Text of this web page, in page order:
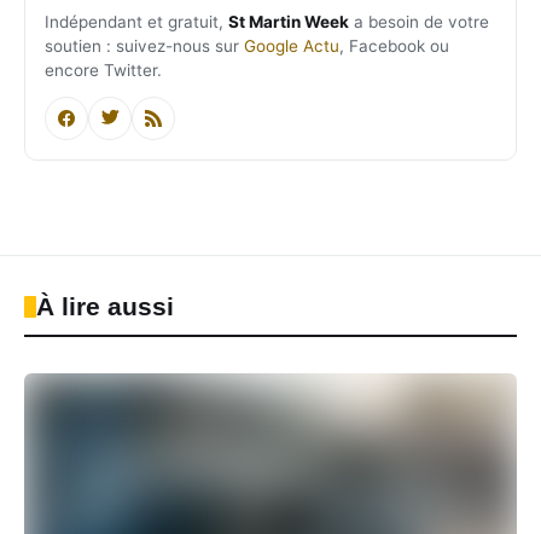
Indépendant et gratuit, St Martin Week a besoin de votre
soutien : suivez-nous sur Google Actu, Facebook ou
encore Twitter.
À lire aussi